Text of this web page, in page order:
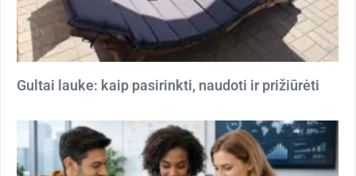
Gultai lauke: kaip pasirinkti, naudoti ir prižiūrėti